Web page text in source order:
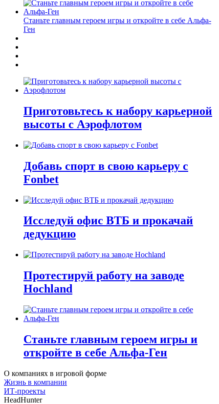
Станьте главным героем игры и откройте в себе Альфа-
Ген
Приготовьтесь к набору карьерной
высоты с Аэрофлотом
Добавь спорт в свою карьеру с
Fonbet
Исследуй офис ВТБ и прокачай
дедукцию
Протестируй работу на заводе
Hochland
Станьте главным героем игры и
откройте в себе Альфа-Ген
О компаниях в игровой форме
Жизнь в компании
ИТ-проекты
HeadHunter